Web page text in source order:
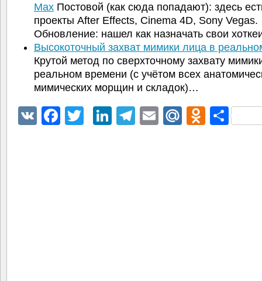
MaxПостовой (как сюда попадают): здесь
проекты After Effects, Cinema 4D, Sony Vegas.
Обновление: нашел как назначать свои
Высокоточный захват мимики лица в
Крутой метод по сверхточному захвату
реальном времени (с учётом всех
мимических морщин и складок)…
VK Facebook
TwitterLinkedIn
Telegram
EmailMail.Ru